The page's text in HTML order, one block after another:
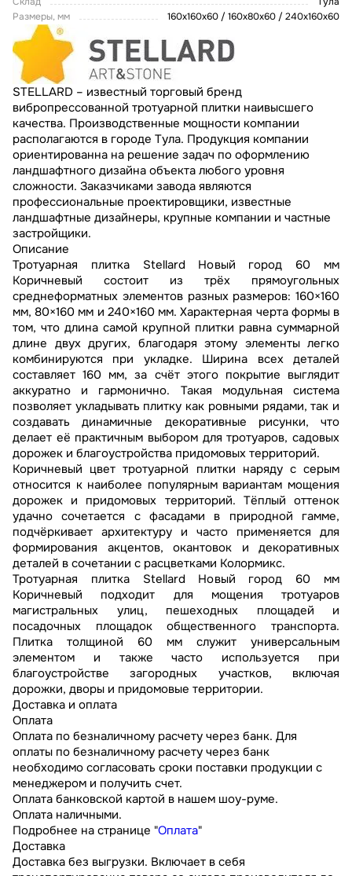
Размеры, мм
160х160х60 / 160х80х60 / 240х160х60
STELLARD – известный торговый бренд
вибропрессованной тротуарной плитки наивысшего
качества. Производственные мощности компании
располагаются в городе Тула. Продукция компании
ориентированна на решение задач по оформлению
ландшафтного дизайна объекта любого уровня
сложности. Заказчиками завода являются
профессиональные проектировщики, известные
ландшафтные дизайнеры, крупные компании и частные
застройщики.
Описание
Тротуарная плитка Stellard Новый город 60 мм
Коричневый состоит из трёх прямоугольных
среднеформатных элементов разных размеров: 160×160
мм, 80×160 мм и 240×160 мм. Характерная черта формы в
том, что длина самой крупной плитки равна суммарной
длине двух других, благодаря этому элементы легко
комбинируются при укладке. Ширина всех деталей
составляет 160 мм, за счёт этого покрытие выглядит
аккуратно и гармонично. Такая модульная система
позволяет укладывать плитку как ровными рядами, так и
создавать динамичные декоративные рисунки, что
делает её практичным выбором для тротуаров, садовых
дорожек и благоустройства придомовых территорий.
Коричневый цвет тротуарной плитки наряду с серым
относится к наиболее популярным вариантам мощения
дорожек и придомовых территорий. Тёплый оттенок
удачно сочетается с фасадами в природной гамме,
подчёркивает архитектуру и часто применяется для
формирования акцентов, окантовок и декоративных
деталей в сочетании с расцветками Колормикс.
Тротуарная плитка Stellard Новый город 60 мм
Коричневый подходит для мощения тротуаров
магистральных улиц, пешеходных площадей и
посадочных площадок общественного транспорта.
Плитка толщиной 60 мм служит универсальным
элементом и также часто используется при
благоустройстве загородных участков, включая
дорожки, дворы и придомовые территории.
Доставка и оплата
Оплата
Оплата по безналичному расчету через банк. Для
оплаты по безналичному расчету через банк
необходимо согласовать сроки поставки продукции с
менеджером и получить счет.
Оплата банковской картой в нашем шоу-руме.
Оплата наличными.
Подробнее на странице "Оплата"
Доставка
Доставка без выгрузки. Включает в себя